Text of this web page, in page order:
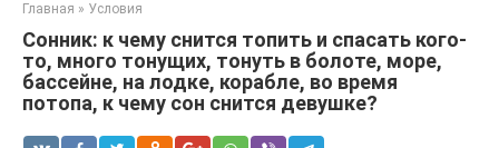
Главная » Условия
Сонник: к чему снится топить и спасать кого-
то, много тонущих, тонуть в болоте, море,
бассейне, на лодке, корабле, во время
потопа, к чему сон снится девушке?